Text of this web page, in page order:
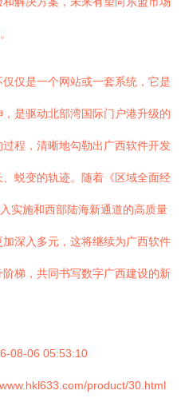
仅是一个网站或一套系统，它是
是驱动北部湾国际门户港升级的
程，清晰地勾勒出广西软件开发
蜕变的轨迹。随着《区域全面经
实施和西部陆海新通道的高质量
深入多元，这将继续为广西软件
梯，共同书写数字广西建设的新
08-06 05:53:10
product/30.html